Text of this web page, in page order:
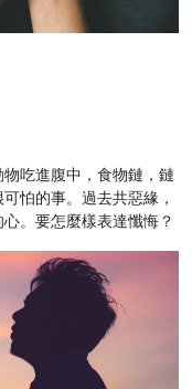
吃進腹中，食物鏈，鏈
怕的事。過去共惡緣，
。要怎麼樣表達懺悔？